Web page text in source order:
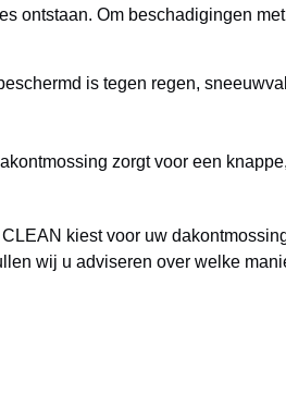
ontstaan. Om beschadigingen
is tegen regen,
zorgt voor een
kiest voor uw
wij u adviseren over welke